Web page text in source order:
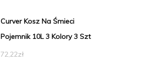
Curver Kosz Na Śmieci
Pojemnik 10L 3 Kolory 3 Szt
72,22zł